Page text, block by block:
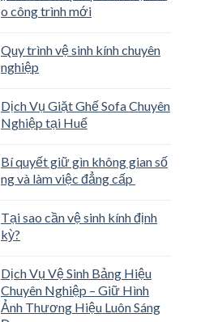
o công trình mới
Quy trình vệ sinh kính chuyên
nghiệp
Dịch Vụ Giặt Ghế Sofa Chuyên
Nghiệp tại Huế
Bí quyết giữ gìn không gian số
ng và làm việc đẳng cấp
Tại sao cần vệ sinh kính định
kỳ?
Dịch Vụ Vệ Sinh Bảng Hiệu
Chuyên Nghiệp – Giữ Hình
Ảnh Thương Hiệu Luôn Sáng